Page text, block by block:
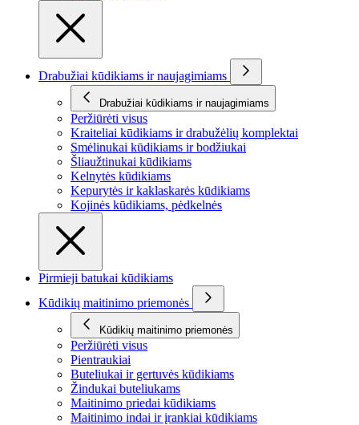
Drabužiai kūdikiams ir naujagimiams
Drabužiai kūdikiams ir naujagimiams
Peržiūrėti visus
Kraiteliai kūdikiams ir drabužėlių komplektai
Smėlinukai kūdikiams ir bodžiukai
Šliaužtinukai kūdikiams
Kelnytės kūdikiams
Kepurytės ir kaklaskarės kūdikiams
Kojinės kūdikiams, pėdkelnės
Pirmieji batukai kūdikiams
Kūdikių maitinimo priemonės
Kūdikių maitinimo priemonės
Peržiūrėti visus
Pientraukiai
Buteliukai ir gertuvės kūdikiams
Žindukai buteliukams
Maitinimo priedai kūdikiams
Maitinimo indai ir įrankiai kūdikiams